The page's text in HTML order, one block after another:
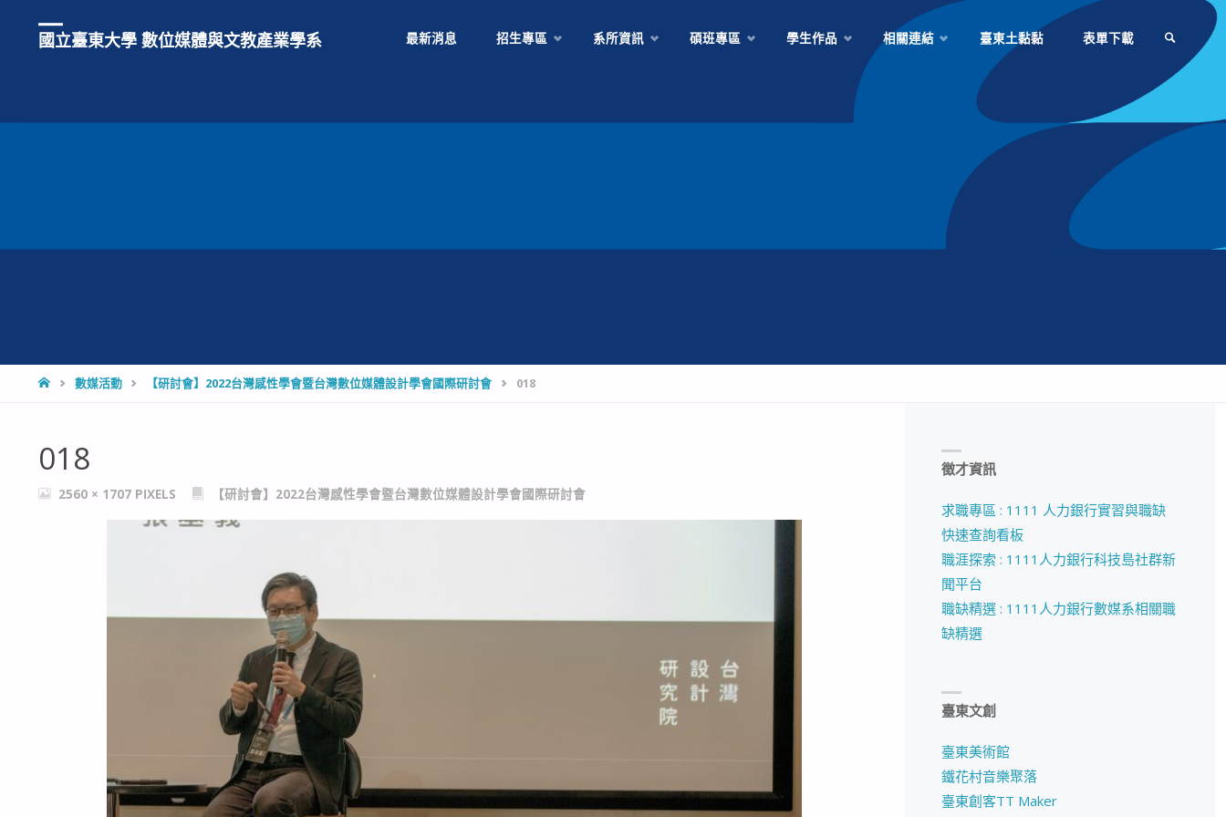
國立臺東大學 數位媒體與文教產業學系 最新消息 招生專區 系所資訊 碩班專區 學生作品 相關連結 臺東土黏黏 表單下載
HOME數媒活動 【研討會】2022台灣感性學會暨台灣數位媒體設計學會國際研討會 018
018
FULL2560 × 1707 PIXELS 【研討會】2022台灣感性學會暨台灣數位媒體設計學會國際研討會
徵才資訊
求職專區 : 1111 人力銀行實習與職缺
快速查詢看板
職涯探索 : 1111人力銀行科技島社群新
聞平台
職缺精選 : 1111人力銀行數媒系相關職
缺精選
臺東文創
臺東美術館
鐵花村音樂聚落
臺東創客TT Maker